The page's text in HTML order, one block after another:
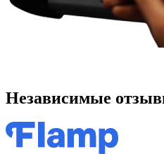
Независимые